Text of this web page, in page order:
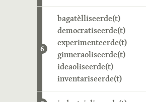
6
bagatèlliseerde(t)
democratiseerde(t)
experimenteerde(t)
ginneraoliseerde(t)
ideaoliseerde(t)
inventariseerde(t)